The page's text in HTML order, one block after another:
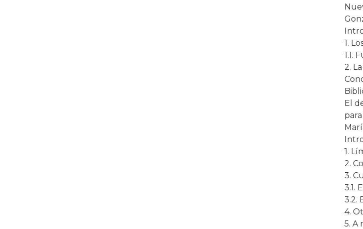
1.
1.1.
2.
El
1.
2.
3.
3.1.
3.2.
4.
5. A